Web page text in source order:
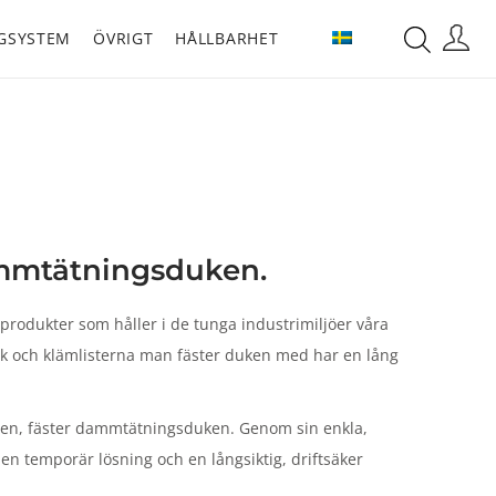
ÖVRIGT HÅLLBARHET
som håller i de tunga industrimiljöer våra
och klämlisterna man fäster duken med har en lång
fäster dammtätningsduken. Genom sin enkla,
temporär lösning och en långsiktig, driftsäker